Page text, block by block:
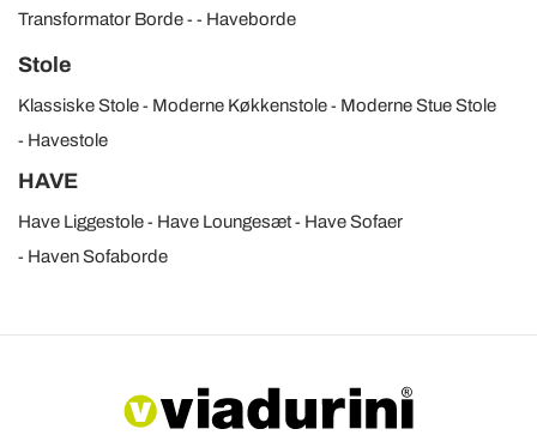
Transformator Borde
Haveborde
Stole
Klassiske Stole Moderne Køkkenstole
Moderne Stue Stole
Havestole
HAVE
Have Liggestole Have Loungesæt
Have Sofaer
Haven Sofaborde